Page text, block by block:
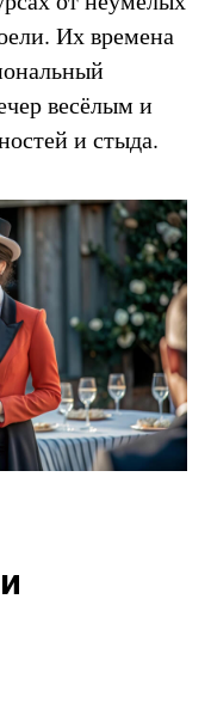
Их времена
весёлым и
и стыда.